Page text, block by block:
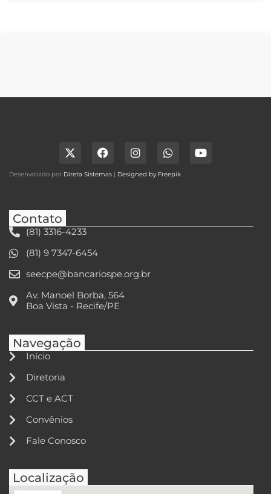
Desenvolvido por Direta Sistemas | Designed by Freepik.
Contato
(81) 3316-4233
(81) 9 7347-6454
seecpe@bancariospe.org.br
Av. Manoel Borba, 564
Boa Vista - Recife/PE
Navegação
Início
Diretoria
CCT e ACT
Convênios
Fale Conosco
Localização